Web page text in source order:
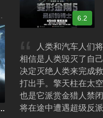
远讲不腻
最后的骑士
6.2
人类和汽车人们
相信是人类毁灭了自
决定灭绝人类来完成
打出手。擎天柱在太
也是它派赏金猎人禁
将在途中遭遇超级反派